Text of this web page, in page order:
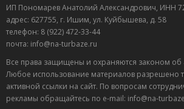
ИП Пономарев Анатолий Александрович, ИНН
адрес: 627755, г. Ишим, ул. Куйбышева, д. 58
телефон: 8 (922) 472-33-44
почта: info@na-turbaze.ru
Все права защищены и охраняются законом об
Любое использование материалов разрешено
активной ссылки на сайт. По вопросам
рекламы обращайтесь по e-mail: info@na-